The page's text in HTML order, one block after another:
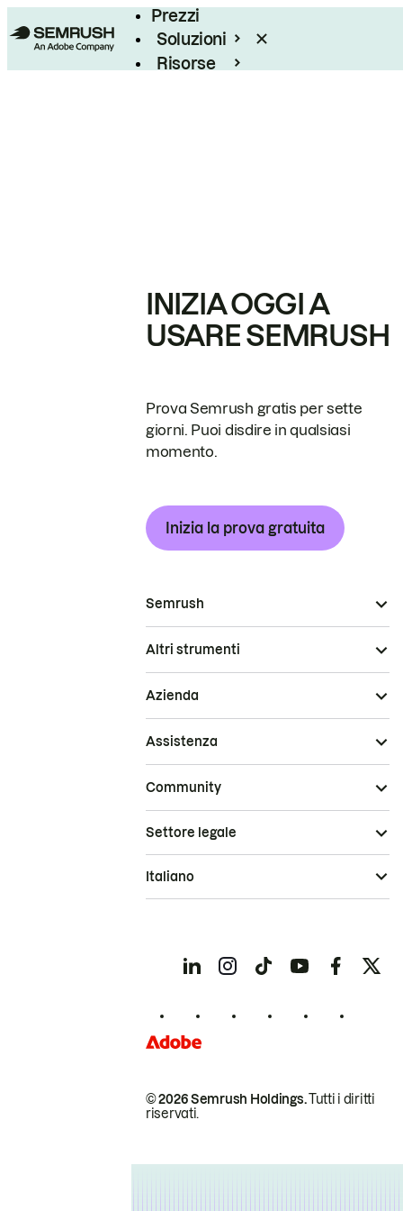
Prezzi
Soluzioni
Risorse
INIZIA OGGI A
USARE SEMRUSH
Prova Semrush gratis per sette
giorni. Puoi disdire in qualsiasi
momento.
Inizia la prova gratuita
Semrush
Altri strumenti
Azienda
Assistenza
Community
© 2026 Semrush Holdings.Tutti i diritti
riservati.
Settore legale
Italiano